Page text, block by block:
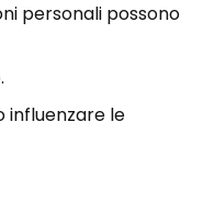
personali possono
influenzare le